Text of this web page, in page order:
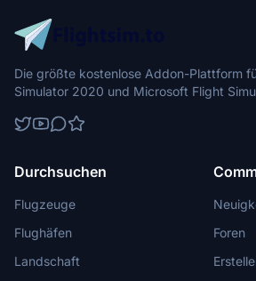
Die größte kostenlose Addon-Plattform
Simulator 2020 und Microsoft Flight
Durchsuchen
Flugzeuge
Flughäfen
Landschaft
Foren